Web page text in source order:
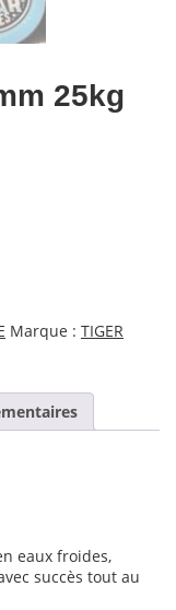
25kg
Marque : TIGER
eaux froides,
succès tout au